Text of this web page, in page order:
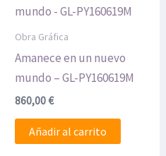
Obra Gráfica
Amanece en un nuevo
mundo – GL-PY160619M
860,00€
Añadir al carrito